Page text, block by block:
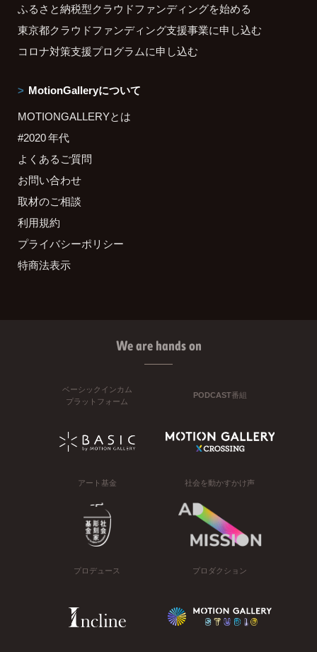
ふるさと納税型クラウドファンディングを始める
東京都クラウドファンディング支援事業に申し込む
コロナ対策支援プログラムに申し込む
MotionGalleryについて
MOTIONGALLERYとは
#2020 年代
よくあるご質問
お問い合わせ
取材のご相談
利用規約
プライバシーポリシー
特商法表示
We are hands on
ベーシックインカム
プラットフォーム
PODCAST番組
アート基金 社会を動かすかけ声
プロデュース プロダクション